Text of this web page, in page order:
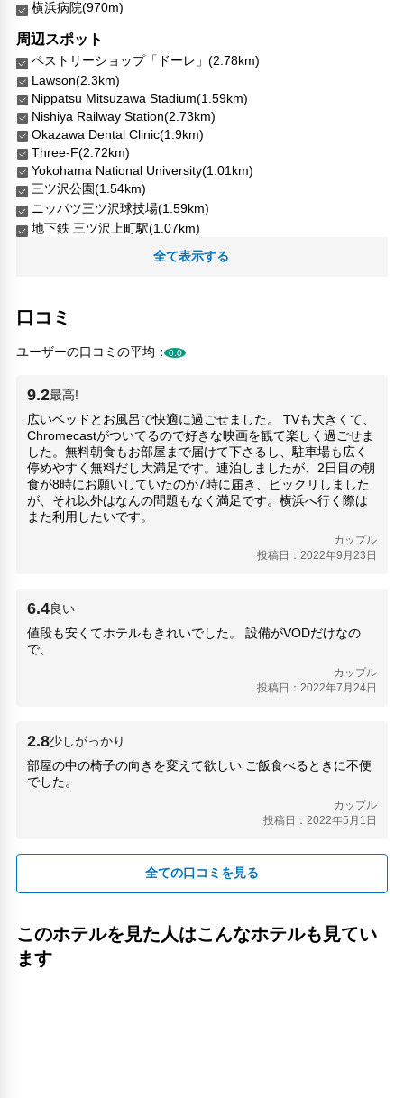
横浜病院(970m)
周辺スポット
ペストリーショップ「ドーレ」(2.78km)
Lawson(2.3km)
Nippatsu Mitsuzawa Stadium(1.59km)
Nishiya Railway Station(2.73km)
Okazawa Dental Clinic(1.9km)
Three-F(2.72km)
Yokohama National University(1.01km)
三ツ沢公園(1.54km)
ニッパツ三ツ沢球技場(1.59km)
地下鉄 三ツ沢上町駅(1.07km)
地下鉄 三ツ沢下町駅(1.85km)
新横浜リハビリテーション病院(1.79km)
星川(2.54km)
横浜ビブレ(2.79km)
横浜天然温泉 SPA EAS(2.64km)
横浜病院(970m)
ドンキホーテ横浜西口店(2.82km)
相鉄バス(2.45km)
西谷(2.74km)
西谷浄水場(2.76km)
豊顕寺(1.1km)
山下公園(6.37km)
新横浜ラーメン博物館(3.62km)
旧天瑞寺寿塔覆堂(9.13km)
カップヌードルミュージアム 横浜(4.89km)
横浜・八景島シーパラダイス(16.69km)
横浜港大さん橋国際客船ターミナル(大さん橋)(5.81km)
横浜赤レンガ倉庫(5.34km)
全て表示する
口コミ
ユーザーの口コミの平均：0.0
9.2最高!
広いベッドとお風呂で快適に過ごせました。 TVも大きくて、
Chromecastがついてるので好きな映画を観て楽しく過ごせま
した。無料朝食もお部屋まで届けて下さるし、駐車場も広く
停めやすく無料だし大満足です。連泊しましたが、2日目の朝
食が8時にお願いしていたのが7時に届き、ビックリしました
が、それ以外はなんの問題もなく満足です。横浜へ行く際は
また利用したいです。
カップル
投稿日：2022年9月23日
6.4良い
値段も安くてホテルもきれいでした。 設備がVODだけなの
で、
カップル
投稿日：2022年7月24日
2.8少しがっかり
部屋の中の椅子の向きを変えて欲しい ご飯食べるときに不便
でした。
カップル
投稿日：2022年5月1日
全ての口コミを見る
このホテルを見た人はこんなホテルも見てい
ます